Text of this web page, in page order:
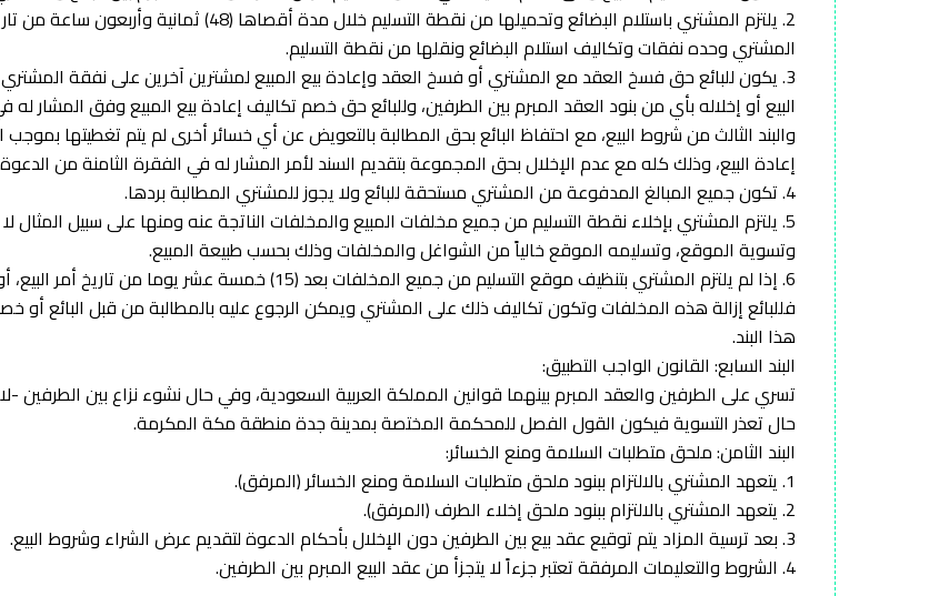
2. يلتزم المشتري باستلام البضائع وتحميلها من نقطة
المشتري وحده نفقات وتكاليف استلام البضائع ونقلها من نقطة التسليم.
3. يكون للبائع حق فسخ العقد مع المشتري أو فسخ العقد وإعادة بيع المبيع لمشترين آخرين على نفقة
البيع أو إخلاله بأي من بنود العقد المبرم بين الطرفين، وللبائع حق خصم تكاليف إعادة بيع المبيع وفق المشار
والبند الثالث من شروط البيع، مع احتفاظ البائع بحق المطالبة بالتعويض عن أي خسائر أخرى لم يتم تغطيتها
إعادة البيع، وذلك كله مع عدم الإخلال بحق المجموعة بتقديم السند لأمر المشار له في الفقرة الثامنة من
4. تكون جميع المبالغ المدفوعة من المشتري مستحقة للبائع ولا يجوز للمشتري المطالبة بردها.
5. يلتزم المشتري بإخلاء نقطة التسليم من جميع مخلفات المبيع والمخلفات الناتجة عنه ومنها على سبيل المثال
وتسوية الموقع، وتسليمه الموقع خالياً من الشواغل والمخلفات وذلك بحسب طبيعة المبيع.
6. إذا لم يلتزم المشتري بتنظيف موقع التسليم من جميع المخلفات
فللبائع إزالة هذه المخلفات وتكون تكاليف ذلك على المشتري ويمكن الرجوع عليه بالمطالبة من قبل البائع أو
هذا البند.
البند السابع: القانون الواجب التطبيق:
تسري على الطرفين والعقد المبرم بينهما قوانين المملكة العربية السعودية، وفي حال نشوء نزاع بين
حال تعذر التسوية فيكون القول الفصل للمحكمة المختصة بمدينة جدة منطقة مكة المكرمة.
البند الثامن: ملحق متطلبات السلامة ومنع الخسائر:
1. يتعهد المشتري بالالتزام ببنود ملحق متطلبات السلامة ومنع الخسائر (المرفق).
2. يتعهد المشتري بالالتزام ببنود ملحق إخلاء الطرف (المرفق).
3. بعد ترسية المزاد يتم توقيع عقد بيع بين الطرفين دون الإخلال بأحكام الدعوة لتقديم عرض الشراء وشروط البيع.
4. الشروط والتعليمات المرفقة تعتبر جزءاً لا يتجزأ من عقد البيع المبرم بين الطرفين.